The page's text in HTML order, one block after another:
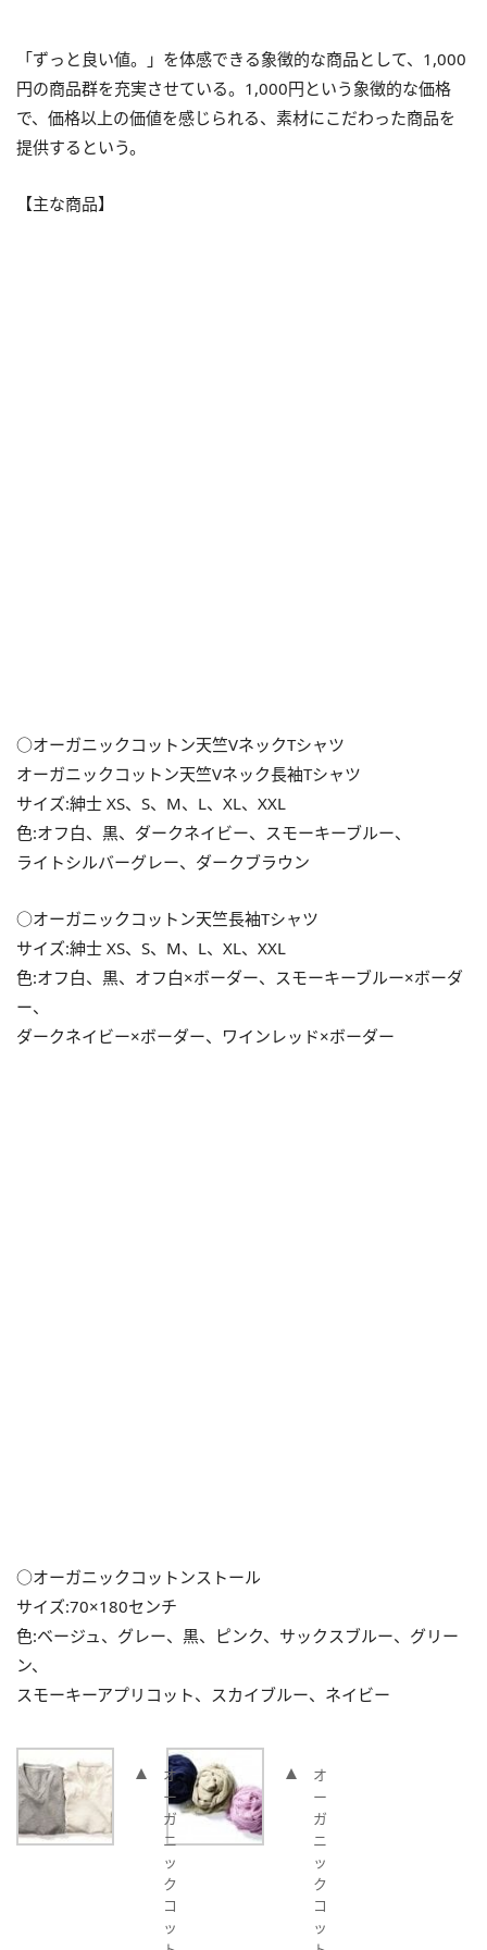
「ずっと良い値。」を体感できる象徴的な商品として、1,000
円の商品群を充実させている。1,000円という象徴的な価格
で、価格以上の価値を感じられる、素材にこだわった商品を
提供するという。
【主な商品】
○オーガニックコットン天竺VネックTシャツ
オーガニックコットン天竺Vネック長袖Tシャツ
サイズ:紳士 XS、S、M、L、XL、XXL
色:オフ白、黒、ダークネイビー、スモーキーブルー、
ライトシルバーグレー、ダークブラウン
○オーガニックコットン天竺長袖Tシャツ
サイズ:紳士 XS、S、M、L、XL、XXL
色:オフ白、黒、オフ白×ボーダー、スモーキーブルー×ボーダ
ー、
ダークネイビー×ボーダー、ワインレッド×ボーダー
○オーガニックコットンストール
サイズ:70×180センチ
色:ベージュ、グレー、黒、ピンク、サックスブルー、グリー
ン、
スモーキーアプリコット、スカイブルー、ネイビー
オ
ー
ガ
ニ
ッ
ク
コ
ッ
オ
ー
ガ
ニ
ッ
ク
コ
ッ